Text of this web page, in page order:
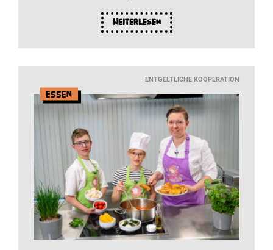
Weiterlesen
ENTGELTLICHE KOOPERATION
Essen